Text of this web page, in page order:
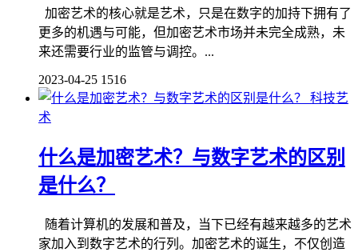
加密艺术的核心就是艺术，只是在数字的加持下拥有了
更多的机遇与可能，但加密艺术市场并未完全成熟，未
来还需要行业的监管与调控。...
2023-04-25 1516
科技艺
术
什么是加密艺术？与数字艺术的区别
是什么？
随着计算机的发展和普及，当下已经有越来越多的艺术
家加入到数字艺术的行列。加密艺术的诞生，不仅创造